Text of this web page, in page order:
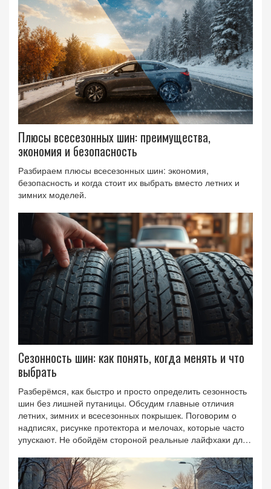
Плюсы всесезонных шин: преимущества,
экономия и безопасность
Разбираем плюсы всесезонных шин: экономия,
безопасность и когда стоит их выбрать вместо летних и
зимних моделей.
Сезонность шин: как понять, когда менять и что
выбрать
Разберёмся, как быстро и просто определить сезонность
шин без лишней путаницы. Обсудим главные отличия
летних, зимних и всесезонных покрышек. Поговорим о
надписях, рисунке протектора и мелочах, которые часто
упускают. Не обойдём стороной реальные лайфхаки для
вызывают головную боль, тут будет понятно и по делу.